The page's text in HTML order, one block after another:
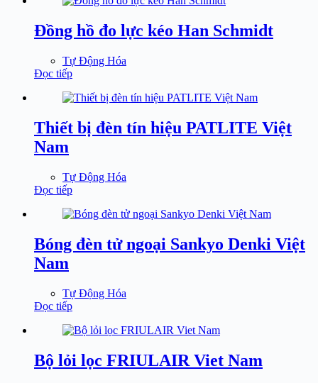
Đồng hồ đo lực kéo Han Schmidt
Tự Động Hóa
Đọc tiếp
Thiết bị đèn tín hiệu PATLITE Việt
Nam
Tự Động Hóa
Đọc tiếp
Bóng đèn tử ngoại Sankyo Denki Việt
Nam
Tự Động Hóa
Đọc tiếp
Bộ lỏi lọc FRIULAIR Viet Nam